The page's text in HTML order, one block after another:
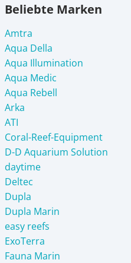
Beliebte Marken
Amtra
Aqua Della
Aqua Illumination
Aqua Medic
Aqua Rebell
Arka
ATI
Coral-Reef-Equipment
D-D Aquarium Solution
daytime
Deltec
Dupla
Dupla Marin
easy reefs
ExoTerra
Fauna Marin